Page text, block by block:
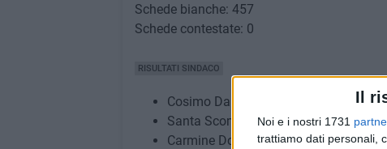
Il
Noi e i nostri 1731
trattiamo dati personali,
Schede bianche: 457
Schede contestate: 0
RISULTATI SINDACO
Cosimo Damiano Cannito detto Mino
Santa Scommegna 17.572 voti -
Carmine Doronzo 8.858 voti - 18,47%